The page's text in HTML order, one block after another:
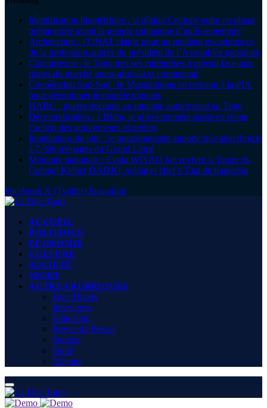
Identification biométrique : la région Centrale entre en phase
préparatoire avant la grande campagne d’août-septembre
Architecture : l’ONAT plaide pour un meilleur encadrement
de la profession auprès du président de l’Assemblée nationale
Concurrence : le Togo met ses entreprises à niveau face aux
règles du marché ouest-africain et continental
Coopération Sud-Sud : le Mozambique en mission à la PIA
pour décortiquer le modèle togolais
HARC : guerre déclarée au piratage audiovisuel au Togo
Décentralisation : à Blitta, le gouvernement passe en revue
l’action des gouverneurs et préfets
Inondations de juin : le gouvernement apporte une aide directe
à 7.306 ménages du Grand Lomé
Mémoire nationale : Evalo WIYAO fait revivre la figure du
Colonel Kléber DADJO, soldat et chef d’Etat de transition
Facebook X (Twitter) Instagram
ACCUEIL
POLITIQUE
ECONOMIE
CULTURE
SOCIÉTÉ
SPORT
AUTRES RUBRIQUES
Faits Divers
Interviews
Education
Revue de Presse
Dossier
Santé
Ailleurs